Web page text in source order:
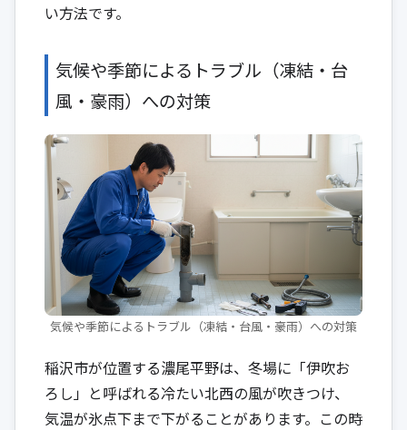
い方法です。
気候や季節によるトラブル（凍結・台
風・豪雨）への対策
気候や季節によるトラブル（凍結・台風・豪雨）への対策
稲沢市が位置する濃尾平野は、冬場に「伊吹お
ろし」と呼ばれる冷たい北西の風が吹きつけ、
気温が氷点下まで下がることがあります。この時